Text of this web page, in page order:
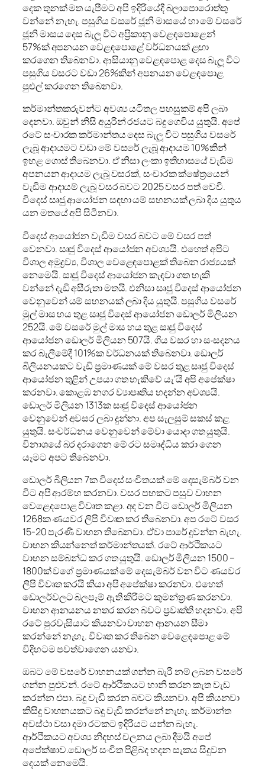
දෙක තුනක් මත යැපීමට අපි ඉදිරියේදී බලාපොරොත්තු
වන්නේ නැහැ. පසුගිය වසරේ ජූනි මාසයේ හා මේ වසරේ
ජූනි මාසය දෙස බැලූ විට අප්‍රිකානු වෙළඳපොළෙන්
57%ක් අපනයන වෙළඳපොළේ වර්ධනයක් ළඟා
කරගෙන තිබෙනවා. ආසියානු වෙළඳපොළ දෙස බැලූ විට
පසුගිය වසරට වඩා 26%කින් අපනයන වෙළඳපොළ
පුළුල් කරගෙන තිබෙනවා.
කර්මාන්තකරුවන්ට අවශ්‍ය යටිතල පහසුකම් අපි ලබා
දෙනවා. ඔවුන් නිසි අයුරින් රජයට බදු ගෙවිය යුතුයි. අපේ
රටේ සංචාරක කර්මාන්තය දෙස බැලූ විට පසුගිය වසරේ
ලැබූ ආදායමට වඩා මේ වසරේ ලැබූ ආදායම 10%කින්
ඉහළ ගොස් තිබෙනවා. ඒ නිසා ලංකා ඉතිහාසයේ වැඩිම
අපනයන ආදායම ලැබූ වසරක්, සංචාරක ක්ෂේත්‍රයෙන්
වැඩිම ආදායම් ලැබූ වසර බවට 2025 වසර පත් වෙවි.
විදෙස් සෘජු ආයෝජන සඳහා යම් සහනයක් ලබා දිය යුතුය
යන මතයේ අපි සිටිනවා.
විදෙස් ආයෝජන වැඩිම වසර බවට මේ වසර පත්
වෙනවා. සෘජු විදෙස් ආයෝජන අවශ්‍යයි. එහෙත් අපිට
විශාල අමුද්‍රව්‍ය, විශාල වෙළෙඳපොළක් තිබෙන රාජ්‍යයක්
නෙමෙයි. සෘජු විදෙස් ආයෝජන කැඳවා ගත හැකි
වන්නේ දැඩි අසීරුතා මතයි. එනිසා සෘජු විදෙස් ආයෝජන
වෙනුවෙන් යම් සහනයක් ලබා දිය යුතුයි. පසුගිය වසරේ
මුල් මාස හය තුළ සෘජු විදෙස් ආයෝජන ඩොලර් මිලියන
252යි. මේ වසරේ මුල් මාස හය තුළ සෘජු විදෙස්
ආයෝජන ඩොලර් මිලියන 507යි. ගිය වසර හා සංසදනය
කර බැලීමේදී 101%ක වර්ධනයක් තිබෙනවා. ඩොලර්
බිලියනයකට වැඩි ප්‍රමාණයක් මේ වසර තුළ සෘජු විදෙස්
ආයෝජන තුළින් උපයා ගත හැකිවේ යැ’යි අපි අපේක්ෂා
කරනවා. කොළඹ නගර ව්‍යාපෘතිය හදන්න අවශ්‍යයි.
ඩොලර් මිලියන 1313ක සෘජු විදෙස් ආයෝජන
වෙනුවෙන් අවසර ලබා දුන්නා. අප සැලසුම් සකස් කළ
යුතුයි. සංවර්ධනය වෙනුවෙන් මේවා යොදා ගත යුතුයි.
විනාශයේ බර දරාගෙන මේ රට සමෘද්ධිය කරා ගෙන
යෑමට අපට තිබෙනවා.
ඩොලර් බිලියන 7ක විදෙස් සංචිතයක් මේ දෙසැම්බර් වන
විට අපි ආරම්භ කරනවා. වසර පහකට පසුව වාහන
වෙළෙදපොළ විවෘත කළා. අද වන විට ඩොලර් මිලියන
1268ක ණයවර ලිපි විවෘත කර තිබෙනවා. අප රටේ වසර
15-20 පැරණි වාහන තිබෙනවා. ඒවා පාරේ දුවන්න බැහැ.
වාහන කියන්නෙත් කර්මාන්තයක්. රටේ ආර්ථිකයට
වාහන සම්බන්ධ කර ගත යුතුයි. ඩොලර් මිලියන 1500 –
1800ක් වගේ ප්‍රමාණයක් මේ දෙසැම්බර් වන විට ණයවර
ලිපි විවෘත කරයි කියා අපි අපේක්ෂා කරනවා. එහෙත්
ඩොලර්වලට බලපෑම් ඇති කිරීමට කුමන්ත්‍රණ කරනවා.
වාහන ආනයනය නතර කරන බවට ප්‍රවෘත්ති හදනවා. අපි
රටේ පුරවැසියාට කියනවා වාහන ආනයන සීමා
කරන්නේ නැහැ. විවෘත කර තිබෙන වෙළෙඳපොළ මේ
විදිහටම පවත්වාගෙන යනවා.
ඔබට මේ වසරේ වාහනයක් ගන්න බැරි නම් ලබන වසරේ
ගන්න පුළුවන්. රටේ ආර්ථිකයට හානි කරන කැත වැඩ
කරන්න එපා. බදු වැඩි කරන බවට කියනවා. අපි කියනවා
කිසිදු වාහනයකට බදු වැඩි කරන්නේ නැහැ. කර්මාන්ත
අවස්ථා වසා දමා රටකට ඉදිරියට යන්න බැහැ.
ආර්ථිකයට අවශ්‍ය නිදහස් චලනය ලබා දීමයි අපේ
අපේක්ෂාව.ඩොලර් සංචිත පිළිබද හදන සැකය සිදුවන
දෙයක් නෙමෙයි.